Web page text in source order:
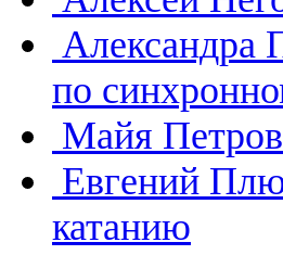
Александра
по
Майя
Евгений
катанию